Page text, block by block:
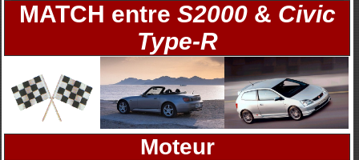
MATCH entre S2000& Civic
Type-R
Moteur